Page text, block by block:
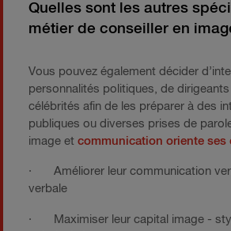
Quelles sont les autres
métier de conseiller en
Vous pouvez également décider
personnalités politiques, de
célébrités afin de les préparer à des
publiques ou diverses prises de
image et communication oriente ses
· Améliorer leur communication
verbale
· Maximiser leur capital image -